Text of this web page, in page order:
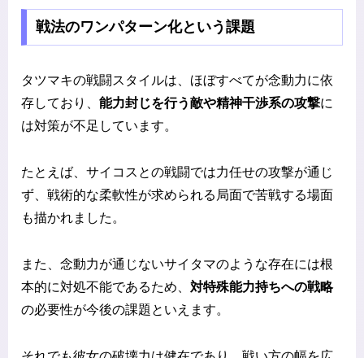
戦法のワンパターン化という課題
タツマキの戦闘スタイルは、ほぼすべてが念動力に依
存しており、 能力封じを行う敵や精神干渉系の攻撃に
は対策が不足しています。
たとえば、サイコスとの戦闘では力任せの攻撃が通じ
ず、戦術的な柔軟性が求められる局面で苦戦する場面
も描かれました。
また、念動力が通じないサイタマのような存在には根
本的に対処不能であるため、 対特殊能力持ちへの戦略
の必要性が今後の課題といえます。